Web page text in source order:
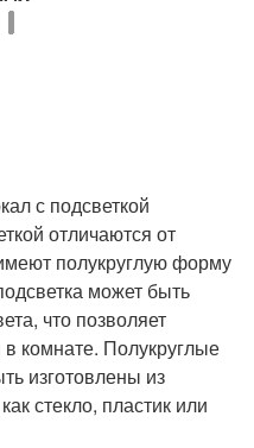
с подсветкой
отличаются от
полукруглую форму
может быть
что позволяет
комнате. Полукруглые
изготовлены из
стекло, пластик или